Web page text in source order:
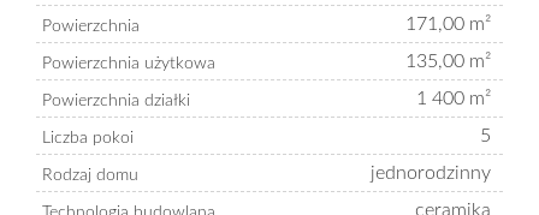
Powierzchnia 171,00 m²
Powierzchnia użytkowa 135,00 m²
Powierzchnia działki 1 400 m²
Liczba pokoi 5
Rodzaj domu jednorodzinny
ceramika